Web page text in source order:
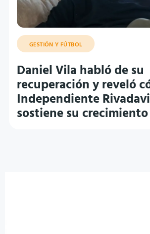
GESTIÓN Y FÚTBOL
Daniel Vila habló de su
recuperación y reveló
Independiente
sostiene su crecimiento